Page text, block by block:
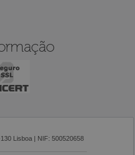
Lisboa | NIF: 500520658